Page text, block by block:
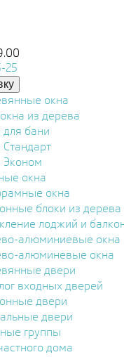
25
окна
из дерева
для бани
Стандарт
Эконом
окна
окна
блоки из дерева
лоджий и
алюминиевые окна
алюминевые окна
двери
входных дверей
двери
двери
группы
дома